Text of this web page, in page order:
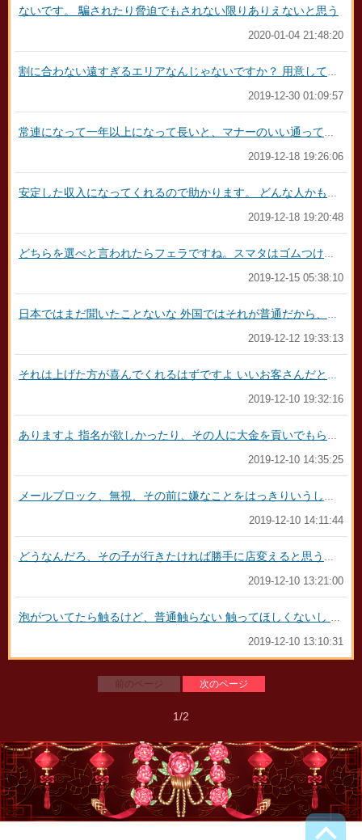
ないです。 騙されたり脅迫でもされない限りありえないと思う
2020-01-04 21:48:20
割に合わない遠すぎるエリアなんじゃないですか？ 用意してそこに往復するには時間がかかりすぎる場合、その間にきた別のオーダーに行った方が稼げるんじゃないですか？ それもあるでしょうけど可能性としては、そのエリアから予約してくるのが貴方だけだった場合、汚くて不衛生な部屋にタオル、一年も取り替えないシーツ、掃除してない風呂、ボロアパートに安いコースで短時間で予約する、Ｈが下手な童貞あがりで、下手なのにしつこく触り続けるようなきもい客だったのかもしれないですね。 他水虫だとか、汗臭いとかいうケースもありますが、あえて行くほどのメリットがなくデメリットしかないので行くのが嫌なんでしょう。 楽なエリアに自分から来るならしぶしぶ受け入れるか個人的にブロックしたいってところだと思います
2019-12-30 01:09:57
常連になって一年以上になって長いと、マナーのいい通ってほしい楽な客にサービスはしますね お茶菓子を持っていくとか、その人の好みのものを身に着けるなど まず、ルール以外のプレーを要求する客がいいお客さんであることは100％ないので 貴方がそのようなことを考えている以上確実に迷惑な客かと思います 来てほしくないですね
2019-12-18 19:26:06
安定した収入になってくれるので助かります。 どんな人かもわかるし接客が楽になりますね ただ、面倒なプレーを要求されたり、勘違い野郎のＡＶを真似しに来るような客だともう勘弁してくれ またあいつって凹みます 割に合わないと思ったときはブロックします
2019-12-18 19:20:48
どちらを選べと言われたらフェラですね。スマタはゴムつけてないのと同じだし、リスクを感じるので私はやりません。そりゃ当然手が一番楽ですね
2019-12-15 05:38:10
日本ではまだ聞いたことないな 外国ではそれが普通だから、外国人を予約するときはありえますが その分料金が最初から加算されているような高額の値段設定ですね
2019-12-12 19:33:13
それは上げた方が喜んでくれるはずですよ いいお客さんだと思えば、好感度も上がるし笑顔で接客できると思うし でも入浴剤のプレゼントって… 普通は働いてる子がプレゼントなんてくれないのにくれたんだから、そのお返しに同じ金額とかケチすぎ… ブランド物買ってあげてください せめてお気に入りの香水とか、有名店の焼きたてのパイとか、せめて生活の木レベルのアラガンオイルシャンプーコンディショナーセットとか… 対等じゃないんだから遊んでる人がお金出すところなんだし
2019-12-10 19:32:16
ありますよ 指名が欲しかったり、その人に大金を貢いでもらいたいときに会います
2019-12-10 14:35:25
メールブロック、無視、その前に嫌なことをはっきりいうしかないです ただのストーカーわざわざ相手にしてやってるなんてあほらしくない？
2019-12-10 14:11:44
どうなんだろ、その子が行きたければ勝手に店変えると思うから言わないほうがいいと思いませんか？ もし同じ店にその子が面接でおちたら気まずいでしょ？ その子の仕事はその子が責任をもって選ぶべきじゃないでしょうか 相性があるから…短い時間の方が楽っていう子もいるし、長い方がいいっていう子もいます プレイにもよるから…
2019-12-10 13:21:00
泡がついてたら触るけど、普通触らない 触ってほしくないし 何度も指名ありそうだと、距離縮めて指名つなごうとしてやってるんだと思います いちゃいちゃするプレイが好きだと思われたんじゃないでしょうか
2019-12-10 13:10:31
前のページ 次のページ
1/2